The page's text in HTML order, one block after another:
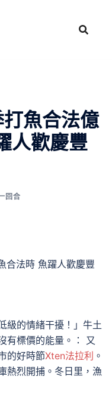
魚合法億
人歡慶豐
回合
法時 魚躍人歡慶豐
的情緒干擾！」牛土
有標價的能量。： 又
的好時節Xten法拉利 。
熱烈開捕。冬日里，漁